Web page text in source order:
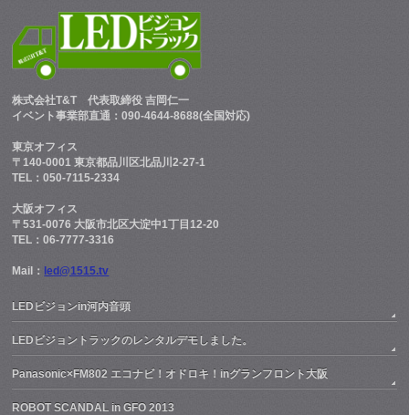
株式会社T&T 代表取締役 吉岡仁一
イベント事業部直通：090-4644-8688(全国対応)
東京オフィス
〒140-0001 東京都品川区北品川2-27-1
TEL：050-7115-2334
大阪オフィス
〒531-0076 大阪市北区大淀中1丁目12-20
TEL：06-7777-3316
Mail： led@1515.tv
LEDビジョンin河内音頭
LEDビジョントラックのレンタルデモしました。
Panasonic×FM802 エコナビ！オドロキ！inグランフロント大阪
ROBOT SCANDAL in GFO 2013